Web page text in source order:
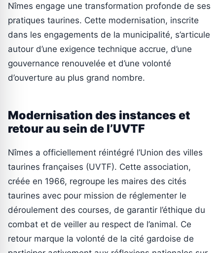
Nîmes engage une transformation profonde de ses
pratiques taurines. Cette modernisation, inscrite
dans les engagements de la municipalité, s’articule
autour d’une exigence technique accrue, d’une
gouvernance renouvelée et d’une volonté
d’ouverture au plus grand nombre.
Modernisation des instances et
retour au sein de l’UVTF
Nîmes a officiellement réintégré l’Union des villes
taurines françaises (UVTF). Cette association,
créée en 1966, regroupe les maires des cités
taurines avec pour mission de réglementer le
déroulement des courses, de garantir l’éthique du
combat et de veiller au respect de l’animal. Ce
retour marque la volonté de la cité gardoise de